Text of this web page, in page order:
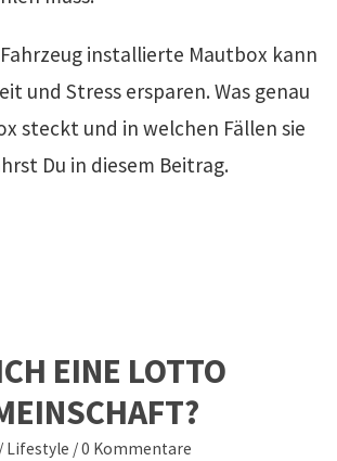
installierte Mautbox kann
und Stress ersparen. Was genau
steckt und in welchen Fällen sie
Du in diesem Beitrag.
EINE LOTTO
/ Lifestyle /0 Kommentare